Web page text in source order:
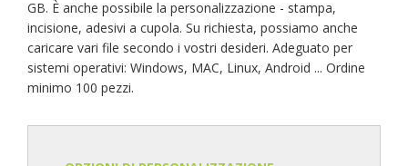
GB. È anche possibile la personalizzazione - stampa,
incisione, adesivi a cupola. Su richiesta, possiamo anche
caricare vari file secondo i vostri desideri. Adeguato per
sistemi operativi: Windows, MAC, Linux, Android ... Ordine
minimo 100 pezzi.